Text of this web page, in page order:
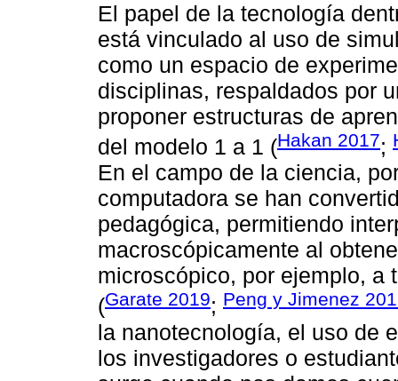
El papel de la tecnología
está vinculado al uso de
como un espacio de
disciplinas, respaldados por
proponer estructuras de
del modelo 1 a 1 (Hakan 2017;
En el campo de la ciencia,
computadora se han
pedagógica, permitiendo
macroscópicamente al
microscópico, por ejemplo, a
(Garate 2019; Peng y Jimenez
la nanotecnología, el uso de
los investigadores o